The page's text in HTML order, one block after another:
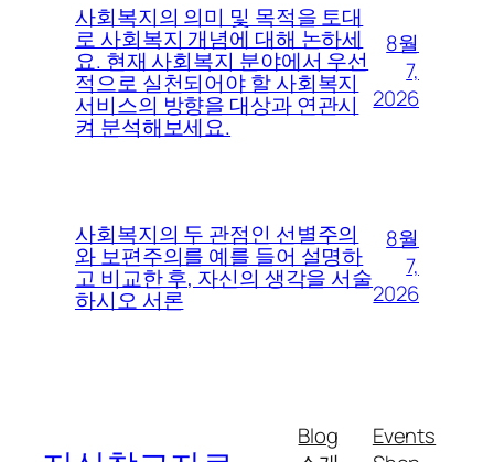
사회복지의 의미 및 목적을 토대
로 사회복지 개념에 대해 논하세
요. 현재 사회복지 분야에서 우선
적으로 실천되어야 할 사회복지
서비스의 방향을 대상과 연관시
켜 분석해보세요.
8월
7,
2026
사회복지의 두 관점인 선별주의
와 보편주의를 예를 들어 설명하
고 비교한 후, 자신의 생각을 서술
하시오 서론
8월
7,
2026
Blog
Events